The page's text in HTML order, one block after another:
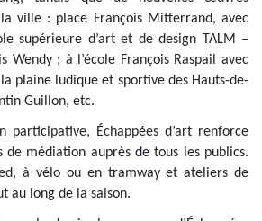
ville : place François Mitterrand, avec
supérieure d’art et de design TALM –
Wendy ; à l’école François Raspail avec
plaine ludique et sportive des Hauts-de-
Guillon, etc.
participative, Échappées d’art renforce
de médiation auprès de tous les publics.
à vélo ou en tramway et ateliers de
au long de la saison.